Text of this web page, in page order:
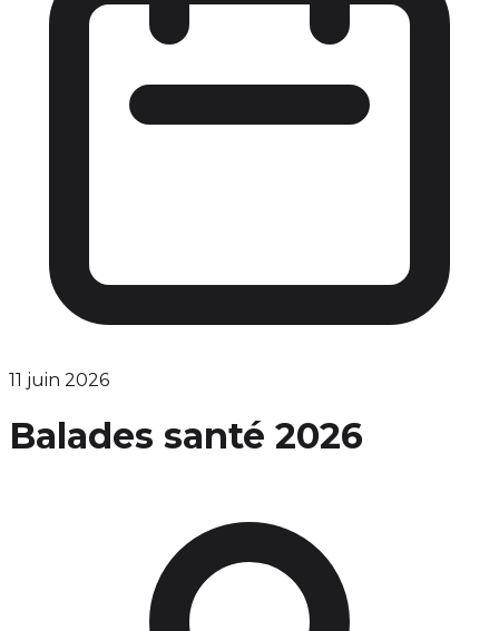
11 juin 2026
Balades santé 2026